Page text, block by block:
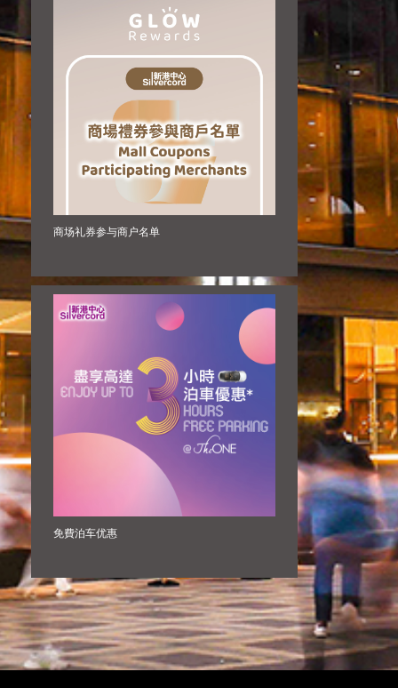
商场礼券参与商户名单
免費泊车优惠